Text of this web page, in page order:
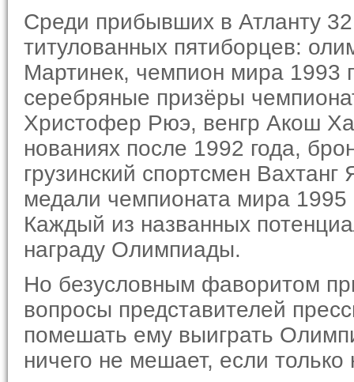
Среди прибывших в Атланту
титулованных пятиборцев:
Мартинек, чемпион мира 1993
серебряные призё­ры
Христофер Рюэ, венгр Акош
нованиях после 1992 года,
грузинский спортсмен
медали чемпионата мира 1995
Каждый из названных
награду Олимпиады.
Но безусловным фаворитом
вопросы представителей
помешать ему выиграть
ничего не мешает, если